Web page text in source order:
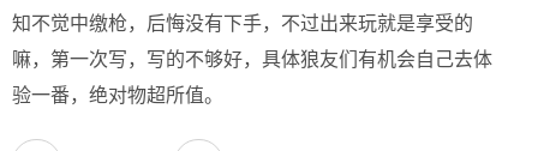
知不觉中缴枪，后悔没有下手，不过出来玩就是享受的
嘛，第一次写，写的不够好，具体狼友们有机会自己去体
验一番，绝对物超所值。